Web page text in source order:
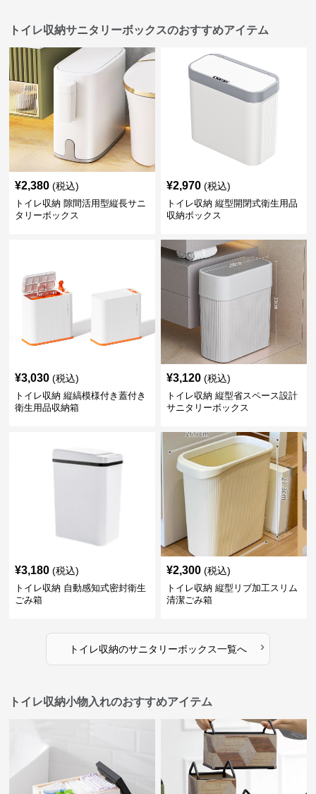
トイレ収納サニタリーボックスのおすすめアイテム
¥2,380 (税込)
トイレ収納 隙間活用型縦長サニ
タリーボックス
¥2,970 (税込)
トイレ収納 縦型開閉式衛生用品
収納ボックス
¥3,030 (税込)
トイレ収納 縦縞模様付き蓋付き
衛生用品収納箱
¥3,120 (税込)
トイレ収納 縦型省スペース設計
サニタリーボックス
¥3,180 (税込)
トイレ収納 自動感知式密封衛生
ごみ箱
¥2,300 (税込)
トイレ収納 縦型リブ加工スリム
清潔ごみ箱
トイレ収納のサニタリーボックス一覧へ ›
トイレ収納小物入れのおすすめアイテム